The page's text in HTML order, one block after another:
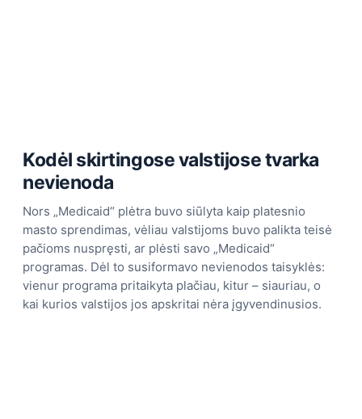
Kodėl skirtingose valstijose tvarka
nevienoda
Nors „Medicaid“ plėtra buvo siūlyta kaip platesnio
masto sprendimas, vėliau valstijoms buvo palikta teisė
pačioms nuspręsti, ar plėsti savo „Medicaid“
programas. Dėl to susiformavo nevienodos taisyklės:
vienur programa pritaikyta plačiau, kitur – siauriau, o
kai kurios valstijos jos apskritai nėra įgyvendinusios.